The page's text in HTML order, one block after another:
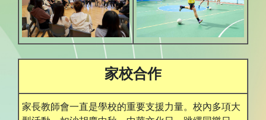
家校合作
家長教師會一直是學校的重要支援力量。校內多項大